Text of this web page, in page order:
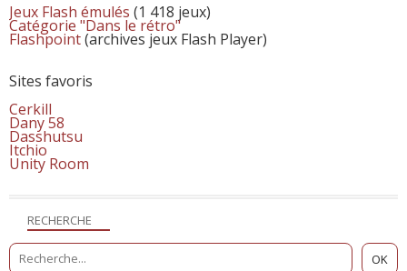
RECHERCHE
Jeux Flash émulés (1 418 jeux)
Catégorie "Dans le rétro"
Flashpoint(archives jeux Flash Player)
Sites favoris
Cerkill
Dany 58
Dasshutsu
Itchio
Unity Room